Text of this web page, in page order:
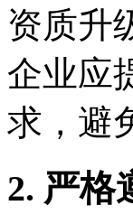
资质升
企业应
求，避
2. 严格